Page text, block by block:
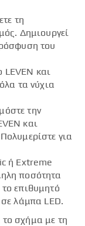
τη
Δημιουργεί
του
και
τα νύχια
την
και
για
ή Extreme
ποσότητα
επιθυμητό
λάμπα LED.
σχήμα με τη